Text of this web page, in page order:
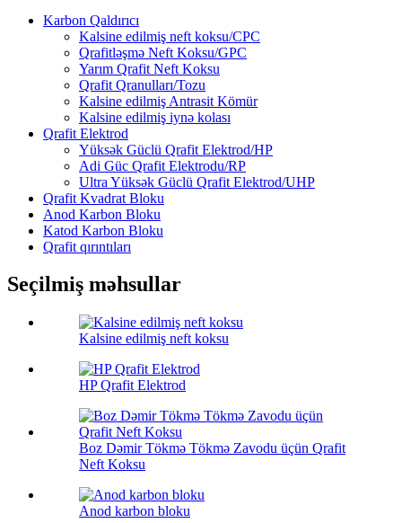
Karbon Qaldırıcı
Kalsine edilmiş neft koksu/CPC
Qrafitləşmə Neft Koksu/GPC
Yarım Qrafit Neft Koksu
Qrafit Qranulları/Tozu
Kalsine edilmiş Antrasit Kömür
Kalsine edilmiş iynə kolası
Qrafit Elektrod
Yüksək Güclü Qrafit Elektrod/HP
Adi Güc Qrafit Elektrodu/RP
Ultra Yüksək Güclü Qrafit Elektrod/UHP
Qrafit Kvadrat Bloku
Anod Karbon Bloku
Katod Karbon Bloku
Qrafit qırıntıları
Seçilmiş məhsullar
Kalsine edilmiş neft koksu
HP Qrafit Elektrod
Boz Dəmir Tökmə Tökmə Zavodu üçün Qrafit
Neft Koksu
Anod karbon bloku